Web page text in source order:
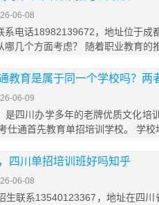
06-08
系电话18982139672，地址位于成
哪几个方面考虑？ 随着职业教育的
教育是属于同一个学校吗？两
06-09
是四川办学多年的老牌优质文化培
仕通首先教育单招培训学校。 学校
四川单招培训班好吗知乎
06-08
生联系13540123367，地址在四川